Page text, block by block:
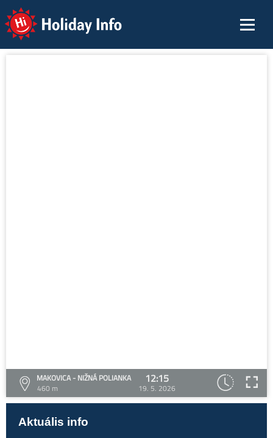
Holiday Info
MAKOVICA - NIŽNÁ POLIANKA
460 m
12:15
19. 5. 2026
Aktuális info